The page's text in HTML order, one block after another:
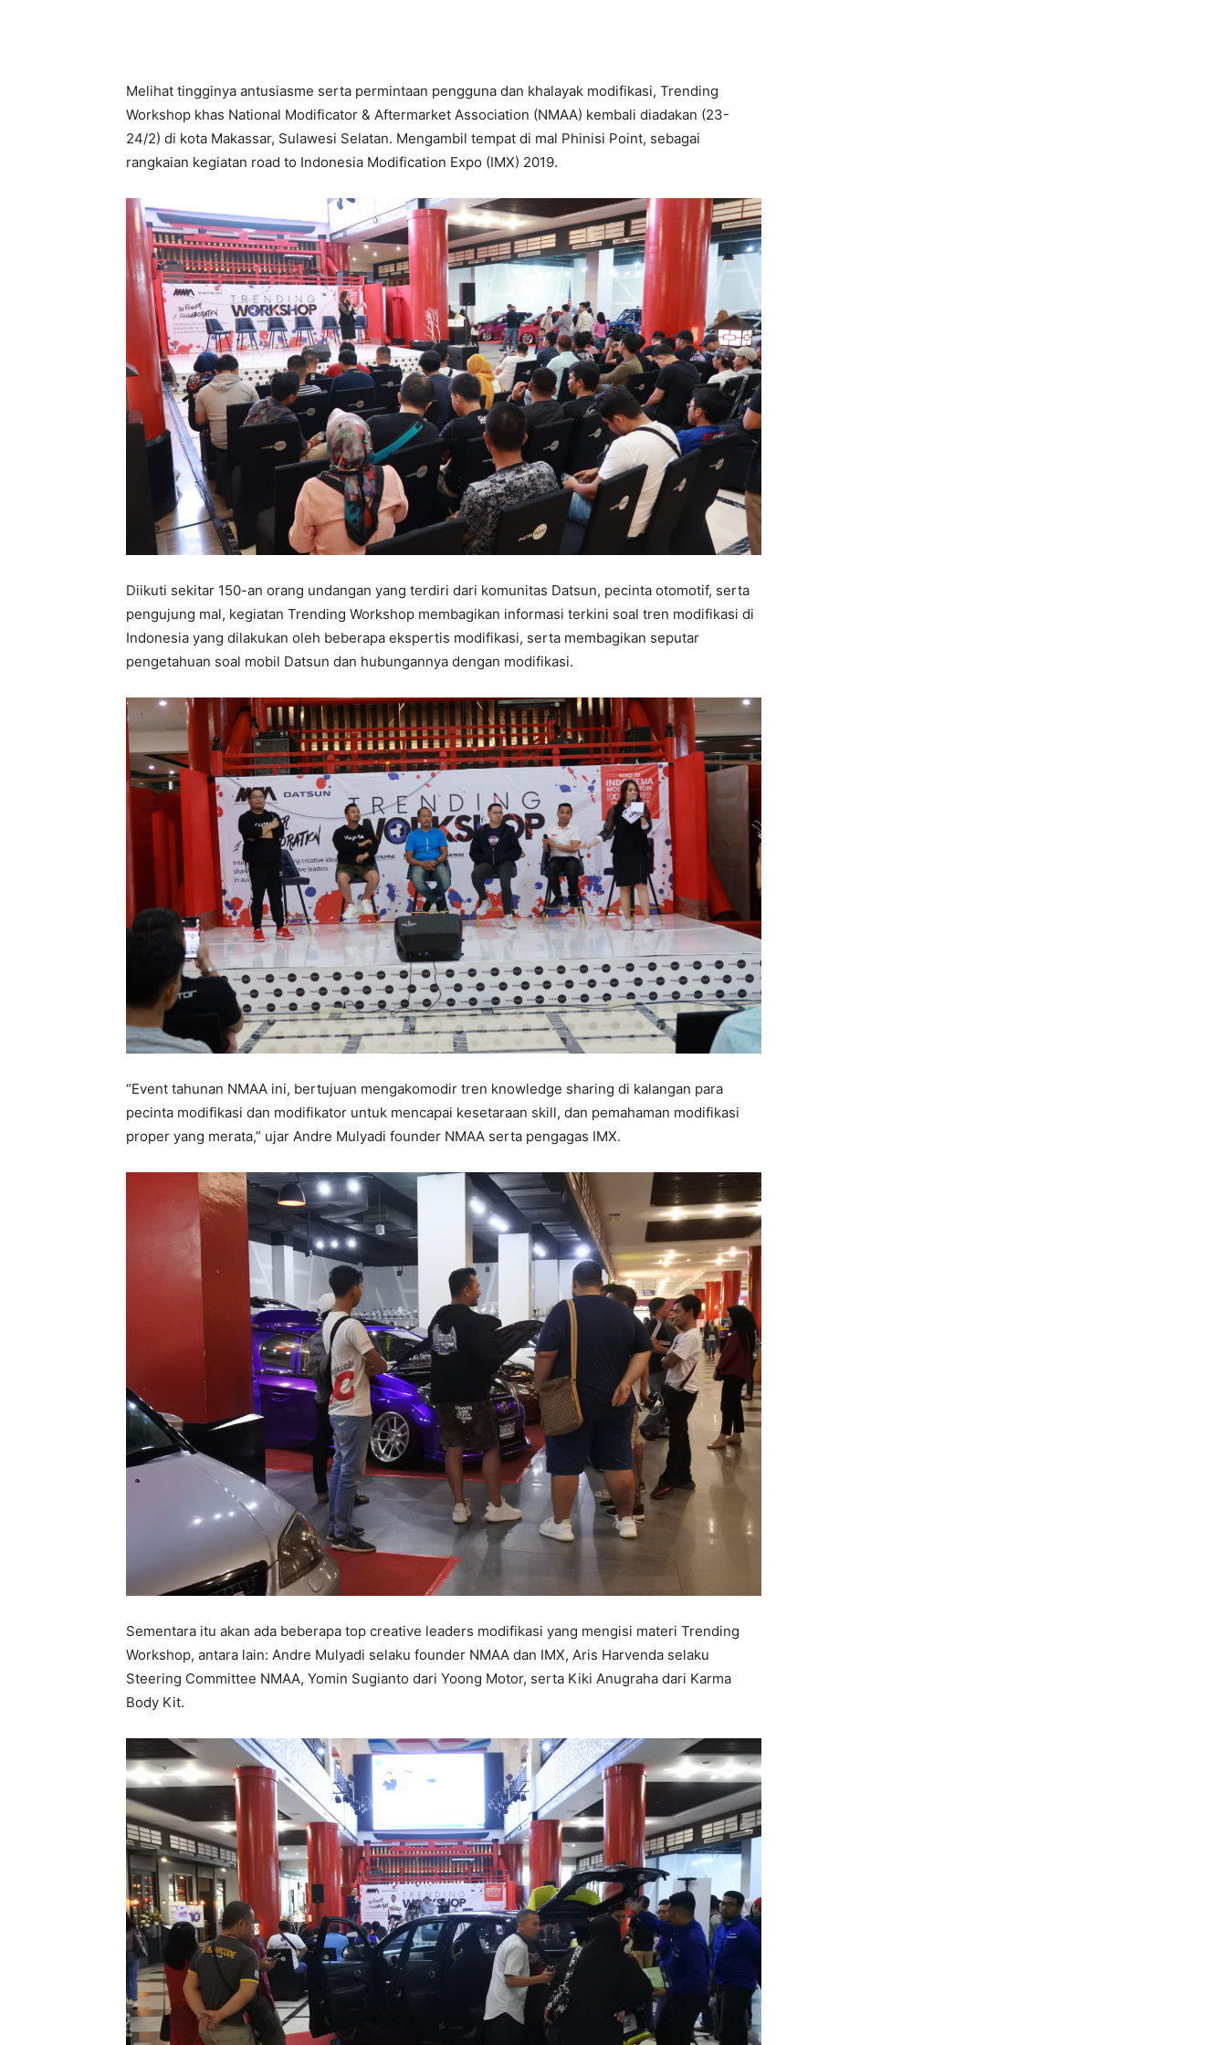
Melihat tingginya antusiasme serta permintaan pengguna dan khalayak modifikasi, Trending
Workshop khas National Modificator & Aftermarket Association (NMAA) kembali diadakan (23-
24/2) di kota Makassar, Sulawesi Selatan. Mengambil tempat di mal Phinisi Point, sebagai
rangkaian kegiatan road to Indonesia Modification Expo (IMX) 2019.
Diikuti sekitar 150-an orang undangan yang terdiri dari komunitas Datsun, pecinta otomotif, serta
pengujung mal, kegiatan Trending Workshop membagikan informasi terkini soal tren modifikasi di
Indonesia yang dilakukan oleh beberapa ekspertis modifikasi, serta membagikan seputar
pengetahuan soal mobil Datsun dan hubungannya dengan modifikasi.
“Event tahunan NMAA ini, bertujuan mengakomodir tren knowledge sharing di kalangan para
pecinta modifikasi dan modifikator untuk mencapai kesetaraan skill, dan pemahaman modifikasi
proper yang merata,” ujar Andre Mulyadi founder NMAA serta pengagas IMX.
Sementara itu akan ada beberapa top creative leaders modifikasi yang mengisi materi Trending
Workshop, antara lain: Andre Mulyadi selaku founder NMAA dan IMX, Aris Harvenda selaku
Steering Committee NMAA, Yomin Sugianto dari Yoong Motor, serta Kiki Anugraha dari Karma
Body Kit.